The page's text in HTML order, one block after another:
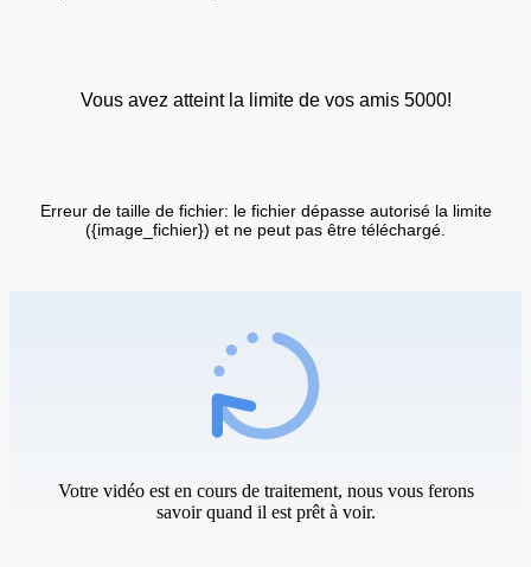
Vous avez atteint la limite de vos amis 5000!
Erreur de taille de fichier: le fichier dépasse autorisé la limite
({image_fichier}) et ne peut pas être téléchargé.
Votre vidéo est en cours de traitement, nous vous ferons
savoir quand il est prêt à voir.